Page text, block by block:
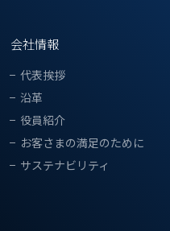
会社情報
代表挨拶
沿革
役員紹介
お客さまの満足のために
サステナビリティ